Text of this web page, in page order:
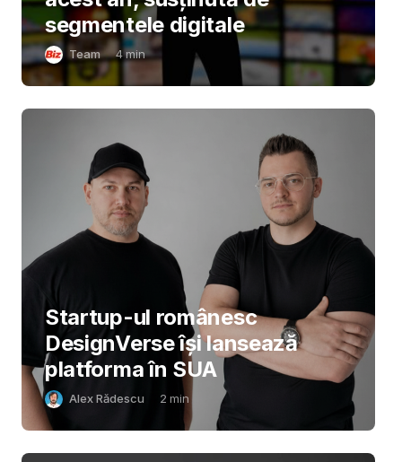
segmentele digitale
Team 4min
Startup-ul românesc
DesignVerse își lansează
platforma în SUA
Alex Rădescu 2 min